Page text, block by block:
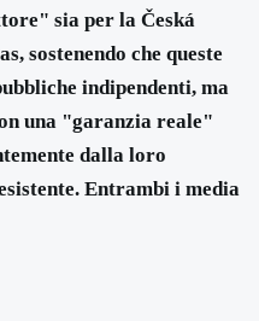
sia per la Česká
sostenendo che queste
indipendenti, ma
una "garanzia reale"
dalla loro
Entrambi i media